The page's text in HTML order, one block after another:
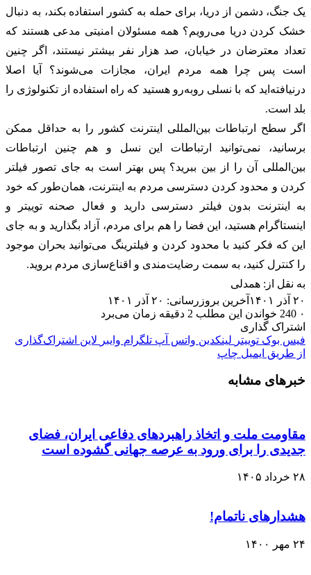
یک جنگ، دشمن از دریا، برای حمله به کشور استفاده بکند، به دنبال
خشک کردن دریا می‌رویم؟ همه مسئولان امنیتی مدعی هستند که
تعداد معترضان در خیابان، صد هزار نفر بیشتر نیستند، اگر چنین
است پس چرا همه مردم ایران، مجازات می‌شوند؟ آیا اصلا
درنیافته‌اید که با نسلی روبه‌رو هستید که راه استفاده از تکنولوژی را
بلد است.
اگر سطح ارتباطات بین‌المللی اینترنت کشور را به حداقل ممکن
برسانید، نمی‌توانید ارتباطات این نسل و هم چنین ارتباطات
بین‌المللی آن را از بین ببرید؟ پس بهتر است به جای تصور فیلتر
کردن و محدود کردن دسترسی مردم به اینترنت، همان‌طور که خود
به اینترنت بدون فیلتر دسترسی دارید و فعال صحنه توییتر و
اینستاگرام هستید، این فضا را هم برای مردم، آزاد بگذارید و به جای
این که فکر کنید با محدود کردن و فیلترینگ می‌توانید بحران موجود
را کنترل کنید، به سمت رضایت‌مندی و اقناع‌سازی مردم بروید.
به نقل از: همدلی
۲۰ آذر ۱۴۰۱
آخرین بروزرسانی: ۲۰ آذر ۱۴۰۱
۰
خواندن این مطلب 2 دقیقه زمان می‌برد
اشتراک گذاری
فیس بوک توییتر لینکدین واتس آپ تلگرام وایبر لاین اشتراک‌گذاری
از طریق ایمیل چاپ
خبرهای مشابه
مقاومت ملت و اتخاذ راهبردهای دفاعی ایران، فضای
جدیدی را برای ورود به عرصه جهانی گشوده است
۲۸ خرداد ۱۴۰۵
هشدارهای ناتمام!
۲۴ مهر ۱۴۰۰